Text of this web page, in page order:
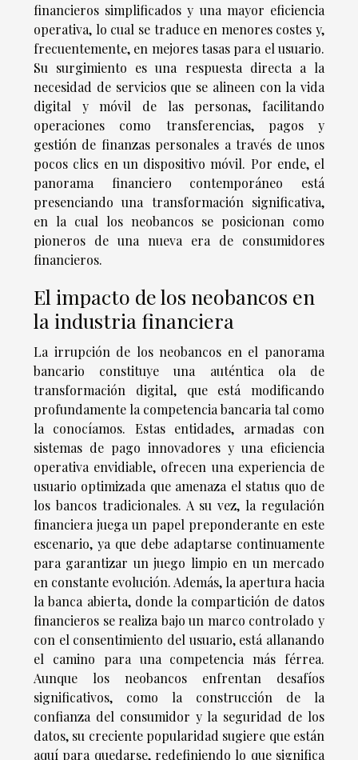
financieros simplificados y una mayor eficiencia
operativa, lo cual se traduce en menores costes y,
frecuentemente, en mejores tasas para el usuario.
Su surgimiento es una respuesta directa a la
necesidad de servicios que se alineen con la vida
digital y móvil de las personas, facilitando
operaciones como transferencias, pagos y
gestión de finanzas personales a través de unos
pocos clics en un dispositivo móvil. Por ende, el
panorama financiero contemporáneo está
presenciando una transformación significativa,
en la cual los neobancos se posicionan como
pioneros de una nueva era de consumidores
financieros.
El impacto de los neobancos en
la industria financiera
La irrupción de los neobancos en el panorama
bancario constituye una auténtica ola de
transformación digital, que está modificando
profundamente la competencia bancaria tal como
la conocíamos. Estas entidades, armadas con
sistemas de pago innovadores y una eficiencia
operativa envidiable, ofrecen una experiencia de
usuario optimizada que amenaza el status quo de
los bancos tradicionales. A su vez, la regulación
financiera juega un papel preponderante en este
escenario, ya que debe adaptarse continuamente
para garantizar un juego limpio en un mercado
en constante evolución. Además, la apertura hacia
la banca abierta, donde la compartición de datos
financieros se realiza bajo un marco controlado y
con el consentimiento del usuario, está allanando
el camino para una competencia más férrea.
Aunque los neobancos enfrentan desafíos
significativos, como la construcción de la
confianza del consumidor y la seguridad de los
datos, su creciente popularidad sugiere que están
aquí para quedarse, redefiniendo lo que significa